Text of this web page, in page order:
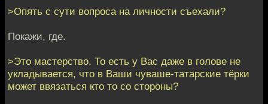
>Опять с сути вопроса на личности съехали?
Покажи, где.
>Это мастерство. То есть у Вас даже в голове не
укладывается, что в Ваши чуваше-татарские тёрки
может ввязаться кто то со стороны?